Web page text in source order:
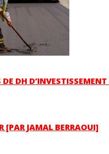
DH
[PAR JAMAL BERRAOUI]